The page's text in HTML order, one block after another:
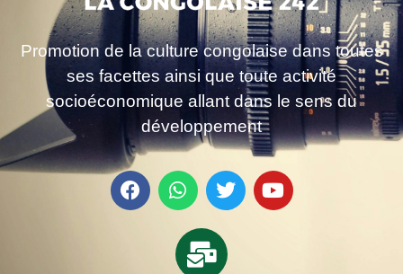
Promotion de la culture congolaise dans toutes
ses facettes ainsi que toute activité
socioéconomique allant dans le sens du
développement